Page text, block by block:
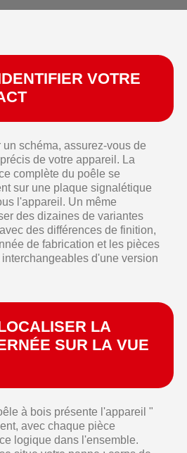
VOTRE
schéma, assurez-vous de
de votre appareil. La
complète du poêle se
sur une plaque signalétique
l'appareil. Un même
des dizaines de variantes
des différences de finition,
de fabrication et les pièces
d'une version
LA
SUR LA VUE
à bois présente l'appareil "
avec chaque pièce
logique dans l'ensemble.